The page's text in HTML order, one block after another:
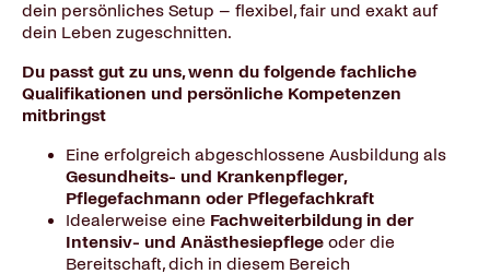
dein persönliches Setup – flexibel, fair und exakt auf
dein Leben zugeschnitten.
Du passt gut zu uns, wenn du folgende fachliche
Qualifikationen und persönliche Kompetenzen
mitbringst
Eine erfolgreich abgeschlossene Ausbildung als
Gesundheits- und Krankenpfleger,
Pflegefachmann oder Pflegefachkraft
Idealerweise eine Fachweiterbildung in der
Intensiv- und Anästhesiepflege oder die
Bereitschaft, dich in diesem Bereich